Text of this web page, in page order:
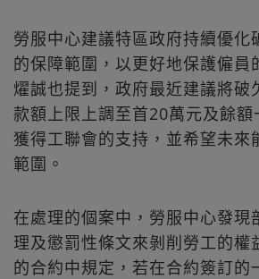
勞服中心建議特區政府持續優化
的保障範圍，以更好地保護僱員
燿誠也提到，政府最近建議將破
款額上限上調至首20萬元及餘額
獲得工聯會的支持，並希望未來
範圍。
在處理的個案中，勞服中心發現
理及懲罰性條文來剝削勞工的權
的合約中規定，若在合約簽訂的